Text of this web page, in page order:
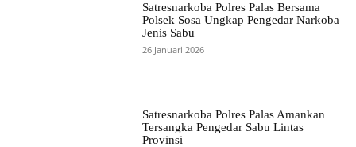
Satresnarkoba Polres Palas Bersama
Polsek Sosa Ungkap Pengedar Narkoba
Jenis Sabu
26 Januari 2026
Satresnarkoba Polres Palas Amankan
Tersangka Pengedar Sabu Lintas
Provinsi